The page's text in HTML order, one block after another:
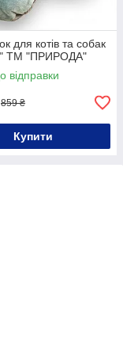
для котів та собак
ТМ "ПРИРОДА"
відправки
859 ₴
Купити